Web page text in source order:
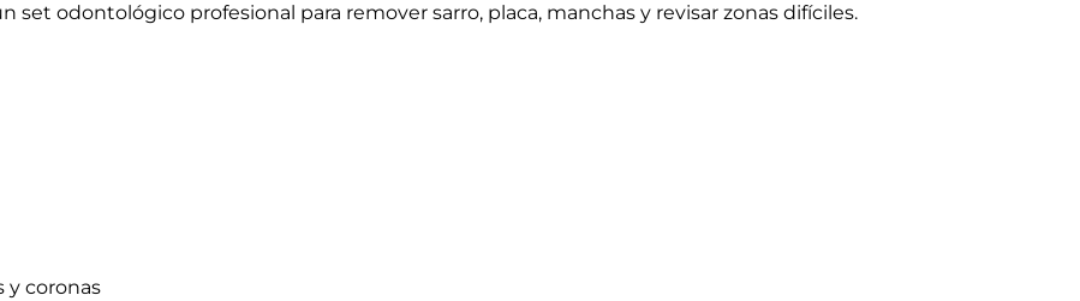
odontológico profesional para remover sarro, placa, manchas y revisar zonas difíciles.
y coronas